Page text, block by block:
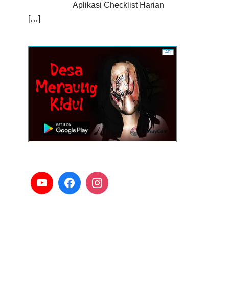
Aplikasi Checklist Harian
[…]
AD